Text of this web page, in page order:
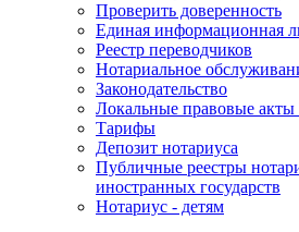
Проверить доверенность
Единая информационная
Реестр переводчиков
Нотариальное
Законодательство
Локальные правовые
Тарифы
Депозит нотариуса
Публичные реестры
иностранных государств
Нотариус - детям